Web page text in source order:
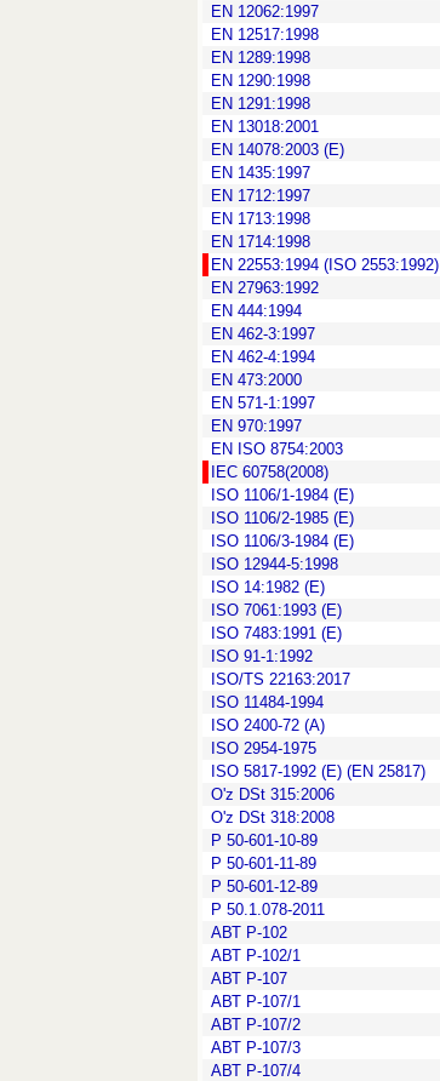
EN 12062:1997
EN 12517:1998
EN 1289:1998
EN 1290:1998
EN 1291:1998
EN 13018:2001
EN 14078:2003 (Е)
EN 1435:1997
EN 1712:1997
EN 1713:1998
EN 1714:1998
EN 22553:1994 (ISO 2553:1992)
EN 27963:1992
EN 444:1994
EN 462-3:1997
EN 462-4:1994
EN 473:2000
EN 571-1:1997
EN 970:1997
EN ISO 8754:2003
IEC 60758(2008)
ISO 1106/1-1984 (Е)
ISO 1106/2-1985 (Е)
ISO 1106/3-1984 (Е)
ISO 12944-5:1998
ISO 14:1982 (Е)
ISO 7061:1993 (Е)
ISO 7483:1991 (Е)
ISO 91-1:1992
ISO/TS 22163:2017
ISО 11484-1994
ISО 2400-72 (А)
ISО 2954-1975
ISО 5817-1992 (E) (EN 25817)
O'z DSt 315:2006
O'z DSt 318:2008
P 50-601-10-89
P 50-601-11-89
P 50-601-12-89
P 50.1.078-2011
АВТ Р-102
АВТ Р-102/1
АВТ Р-107
АВТ Р-107/1
АВТ Р-107/2
АВТ Р-107/3
АВТ Р-107/4